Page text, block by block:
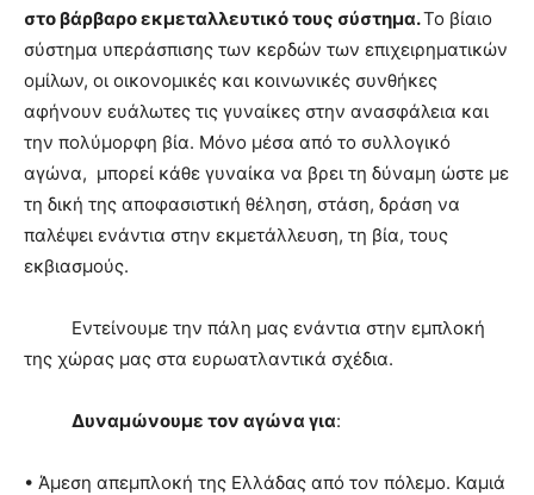
στο βάρβαρο εκμεταλλευτικό τους σύστημα.Το βίαιο
σύστημα υπεράσπισης των κερδών των επιχειρηματικών
ομίλων, οι οικονομικές και κοινωνικές συνθήκες
αφήνουν ευάλωτες τις γυναίκες στην ανασφάλεια και
την πολύμορφη βία. Μόνο μέσα από το συλλογικό
αγώνα, μπορεί κάθε γυναίκα να βρει τη δύναμη ώστε με
τη δική της αποφασιστική θέληση, στάση, δράση να
παλέψει ενάντια στην εκμετάλλευση, τη βία, τους
εκβιασμούς.
Εντείνουμε την πάλη μας ενάντια στην εμπλοκή
της χώρας μας στα ευρωατλαντικά σχέδια.
Δυναμώνουμε τον αγώνα για:
• Άμεση απεμπλοκή της Ελλάδας από τον πόλεμο. Καμιά